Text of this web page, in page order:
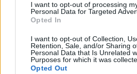
I want to opt-out of processing
Personal Data for Targeted
Opted In
I want to opt-out of Collection,
Retention, Sale, and/or Sharing
Personal Data that Is Unrelated
Purposes for which it was
Opted Out
κοινοβουλευτικές
αντικατοπτρίζουν μια ευρύτερη
κοινωνική συναίνεση.
Τέλος, εκφράζει τον φόβο πως